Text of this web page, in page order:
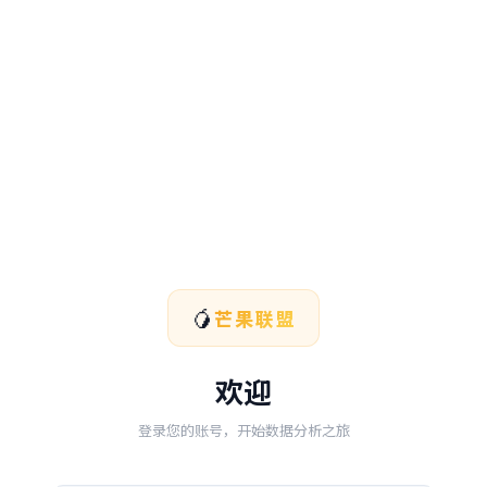
🥭芒果联盟
欢迎
登录您的账号，开始数据分析之旅